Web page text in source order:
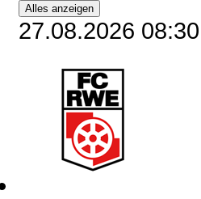
Alles anzeigen
27.08.2026